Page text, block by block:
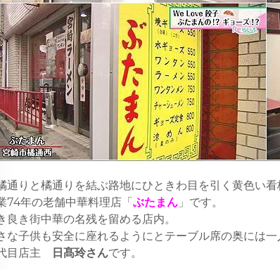
通りと橘通りを結ぶ路地にひときわ目を引く黄色い看
74年の老舗中華料理店「 ぶたまん 」です。
良き街中華の名残を留める店内。
な子供も安全に座れるようにとテーブル席の奥には
目店主
日髙玲さんです。